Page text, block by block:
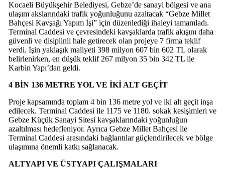
Kocaeli Büyükşehir Belediyesi, Gebze’de sanayi bölgesi ve ana
ulaşım akslarındaki trafik yoğunluğunu azaltacak “Gebze Millet
Bahçesi Kavşağı Yapım İşi” için düzenlediği ihaleyi tamamladı.
Terminal Caddesi ve çevresindeki kavşaklarda trafik akışını daha
güvenli ve disiplinli hale getirecek olan projeye 7 firma teklif
verdi. İşin yaklaşık maliyeti 398 milyon 607 bin 602 TL olarak
belirlenirken, en düşük teklif 267 milyon 35 bin 342 TL ile
Karbin Yapı’dan geldi.
4 BİN 136 METRE YOL VE İKİ ALT GEÇİT
Proje kapsamında toplam 4 bin 136 metre yol ve iki alt geçit inşa
edilecek. Terminal Caddesi ile 1175 ve 1180. sokak kesişimleri ve
Gebze Küçük Sanayi Sitesi kavşaklarındaki yoğunluğun
azaltılması hedefleniyor. Ayrıca Gebze Millet Bahçesi ile
Terminal Caddesi arasındaki bağlantılar güçlendirilecek ve bölge
ulaşımına önemli katkı sağlanacak.
ALTYAPI VE ÜSTYAPI ÇALIŞMALARI